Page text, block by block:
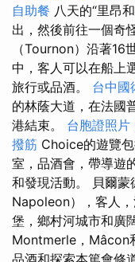
自助餐 八天的“里昂
出，然後前往一個奇
（Tournon）沿著16
中，客人可以在船上
旅行或品酒。 台中國
的林蔭大道，在法國
港結束。 台胞證照片
撥筋 Choice的遊覽
室，品酒會，帶導遊
和發現活動。 貝爾蒙
Napoleon），客人
堡，鄉村河城市和廣
Montmerle，Mâcon
品酒和探索本篤會修